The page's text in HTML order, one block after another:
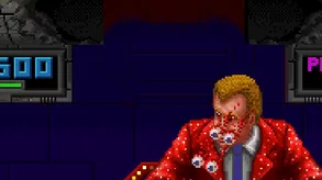
erste Spiele für Williams
Grafiken in NARC (1988)